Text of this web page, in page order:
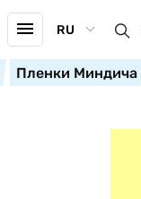
RU
Пленки Миндича